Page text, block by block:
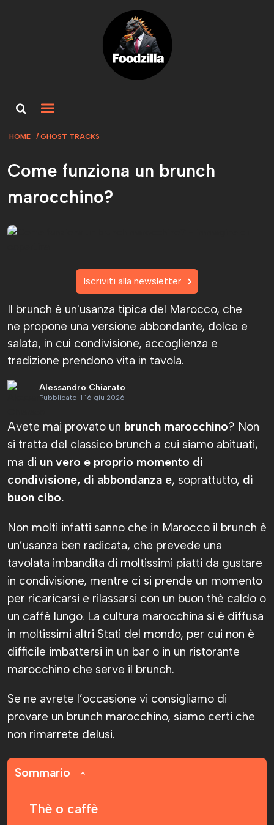
HOME GHOST TRACKS
Come funziona un brunch
marocchino?
Iscriviti alla newsletter
Il brunch è un'usanza tipica del Marocco, che
ne propone una versione abbondante, dolce e
salata, in cui condivisione, accoglienza e
tradizione prendono vita in tavola.
Alessandro Chiarato
Pubblicato il 16 giu 2026
Avete mai provato un brunch marocchino? Non
si tratta del classico brunch a cui siamo abituati,
ma di un vero e proprio momento di
condivisione, di abbondanza e, soprattutto, di
buon cibo.
Non molti infatti sanno che in Marocco il brunch è
un’usanza ben radicata, che prevede una
tavolata imbandita di moltissimi piatti da gustare
in condivisione, mentre ci si prende un momento
per ricaricarsi e rilassarsi con un buon thè caldo o
un caffè lungo. La cultura marocchina si è diffusa
in moltissimi altri Stati del mondo, per cui non è
difficile imbattersi in un bar o in un ristorante
marocchino che serve il brunch.
Se ne avrete l’occasione vi consigliamo di
provare un brunch marocchino, siamo certi che
non rimarrete delusi.
Sommario
Thè o caffè